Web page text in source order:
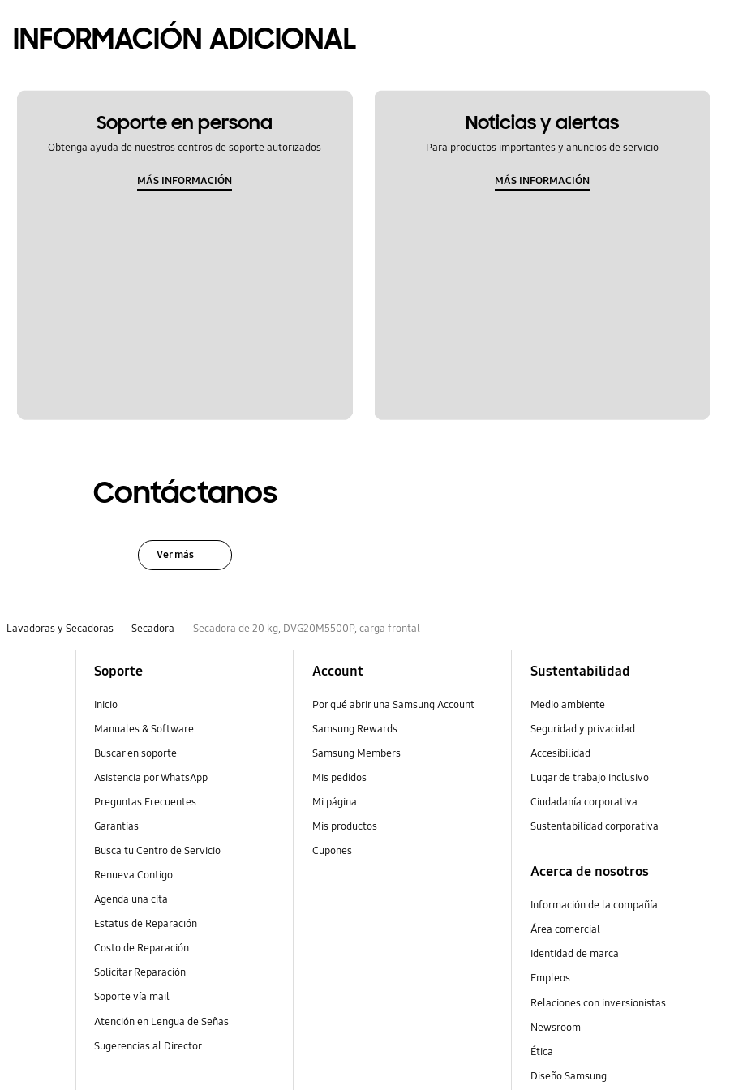
INFORMACIÓN ADICIONAL
Soporte en persona
Obtenga ayuda de nuestros centros de soporte autorizados
MÁS INFORMACIÓN
Noticias y alertas
Para productos importantes y anuncios de servicio
MÁS INFORMACIÓN
Contáctanos
Ver más
Lavadoras y Secadoras Secadora Secadora de 20 kg, DVG20M5500P, carga frontal
Soporte
Inicio
Manuales & Software
Buscar en soporte
Asistencia por WhatsApp
Preguntas Frecuentes
Garantías
Busca tu Centro de Servicio
Renueva Contigo
Agenda una cita
Estatus de Reparación
Costo de Reparación
Solicitar Reparación
Soporte vía mail
Atención en Lengua de Señas
Sugerencias al Director
Account
Por qué abrir una Samsung Account
Samsung Rewards
Samsung Members
Mis pedidos
Mi página
Mis productos
Cupones
Sustentabilidad
Medio ambiente
Seguridad y privacidad
Accesibilidad
Lugar de trabajo inclusivo
Ciudadanía corporativa
Sustentabilidad corporativa
Acerca de nosotros
Información de la compañía
Área comercial
Identidad de marca
Empleos
Relaciones con inversionistas
Newsroom
Ética
Diseño Samsung